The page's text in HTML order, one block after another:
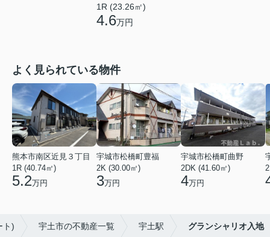
1R (23.26㎡)
4.6万円
よく見られている物件
熊本市南区近見３丁目
1R (40.74㎡)
5.2万円
宇城市松橋町豊福
2K (30.00㎡)
3万円
宇城市松橋町曲野
2DK (41.60㎡)
4万円
ト) 宇土市の不動産一覧 宇土駅 グランシャリオ入地